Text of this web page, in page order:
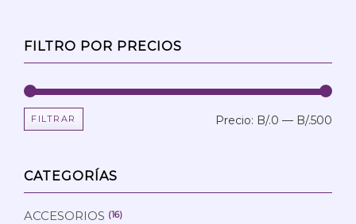
FILTRO POR PRECIOS
FILTRAR Precio: B/.0 — B/.500
CATEGORÍAS
ACCESORIOS (16)